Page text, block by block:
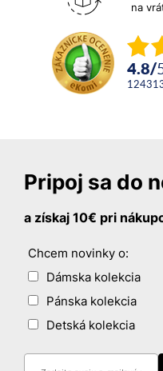
na
4.8/
Pripoj sa do
a získaj 10€ pri
Chcem novinky o:
Dámska kolekcia
Pánska kolekcia
Detská kolekcia